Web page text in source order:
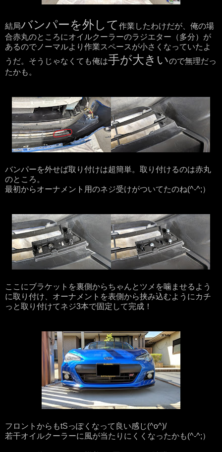
結局バンパーを外して 作業したわけだが、俺の場
合赤丸のところにオイルクーラーのラジエター（多分）が
あるのでノーマルより作業スペースが小さくなっていたよ
うだ。そうじゃなくても俺は手が大きいので無理だっ
たかも。
バンパーを外せば取り付けは超簡単。取り付けるのは赤丸
のところ。
最初からオーナメント用のネジ受けがついてたのね(^-^;）
ここにブラケットを裏側からちゃんとツメを噛ませるよう
に取り付け、オーナメントを表側から挟み込むようにカチ
っと取り付けてネジ3本で固定して完成！
フロントからもtSっぽくなって良い感じ(^o^)/
若干オイルクーラーに風が当たりにくくなったかも(^-^;）